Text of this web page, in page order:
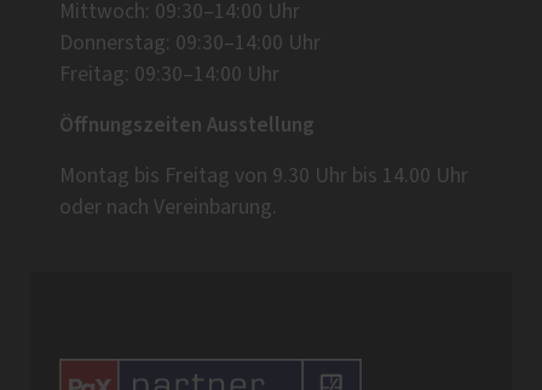
Mittwoch: 09:30–14:00 Uhr
Donnerstag: 09:30–14:00 Uhr
Freitag: 09:30–14:00 Uhr
Öffnungszeiten Ausstellung
Montag bis Freitag von 9.30 Uhr bis 14.00 Uhr
oder nach Vereinbarung.